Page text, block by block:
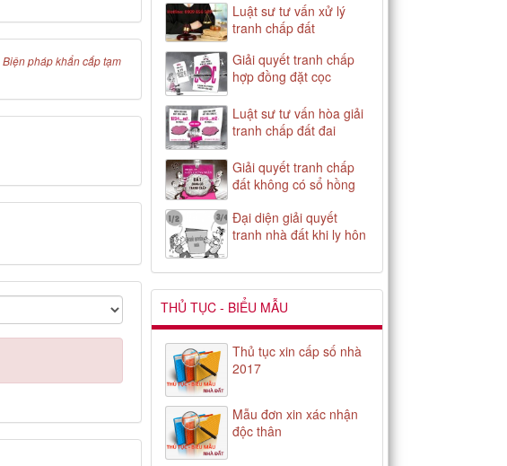
Biện pháp khẩn cấp tạm
Luật sư tư vấn xử lý
tranh chấp đất
Giải quyết tranh chấp
hợp đồng đặt cọc
Luật sư tư vấn hòa giải
tranh chấp đất đai
Giải quyết tranh chấp
đất không có sổ hồng
Đại diện giải quyết
tranh nhà đất khi ly hôn
THỦ TỤC - BIỂU MẪU
Thủ tục xin cấp số nhà
2017
Mẫu đơn xin xác nhận
độc thân